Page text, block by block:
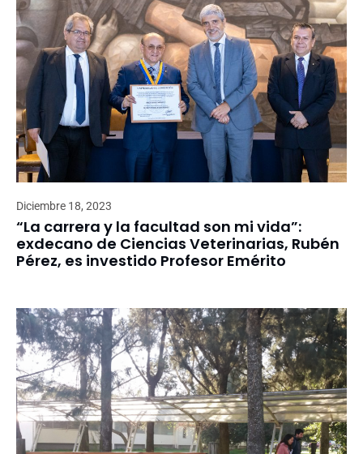
Diciembre 18, 2023
“La carrera y la facultad son mi vida”:
exdecano de Ciencias Veterinarias, Rubén
Pérez, es investido Profesor Emérito